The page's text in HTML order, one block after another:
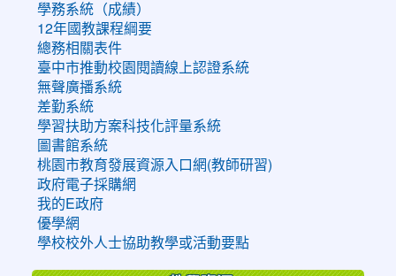
學務系統（成績）
12年國教課程綱要
總務相關表件
臺中市推動校園閱讀線上認證系統
無聲廣播系統
差勤系統
學習扶助方案科技化評量系統
圖書館系統
桃園市教育發展資源入口網(教師研習)
政府電子採購網
我的E政府
優學網
學校校外人士協助教學或活動要點